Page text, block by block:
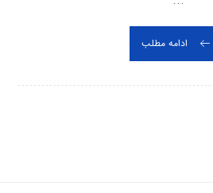
ادامه مطلب